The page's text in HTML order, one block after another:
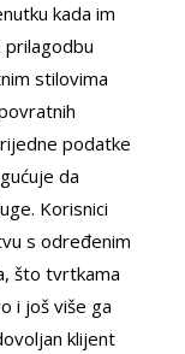
kada im
stilovima
podatke
da
Korisnici
s određenim
što tvrtkama
i još više ga
klijent